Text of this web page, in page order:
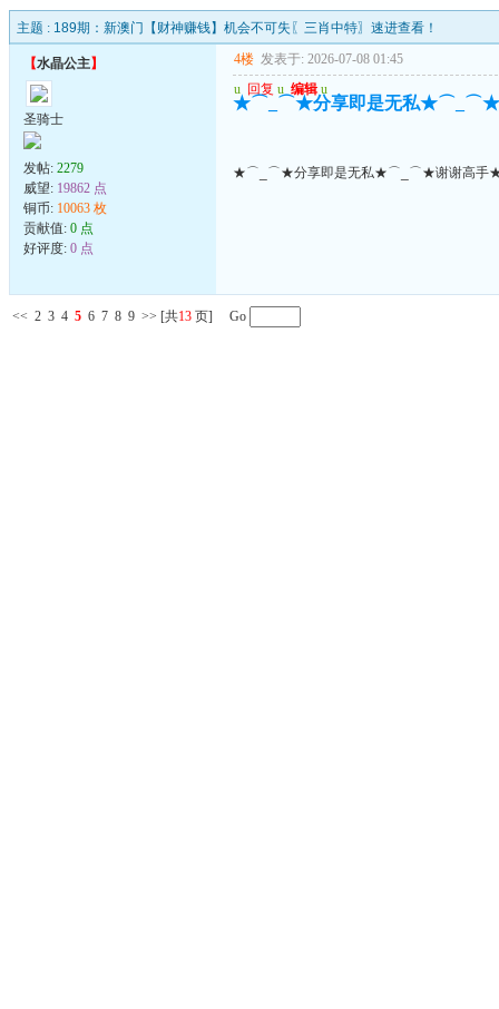
主题 : 189期：新澳门【财神赚钱】机会不可失〖三肖中特〗速进查看！
【水晶公主】
圣骑士
发帖: 2279
威望: 19862 点
铜币: 10063 枚
贡献值: 0 点
好评度: 0 点
4楼 发表于: 2026-07-08 01:45
u 回复 u 编辑 u
★⌒_⌒★分享即是无私
★⌒_⌒★分享即是无私★⌒_⌒★谢谢高
<< 2 3 4 5 6 7 8 9 >> [共13 页] Go